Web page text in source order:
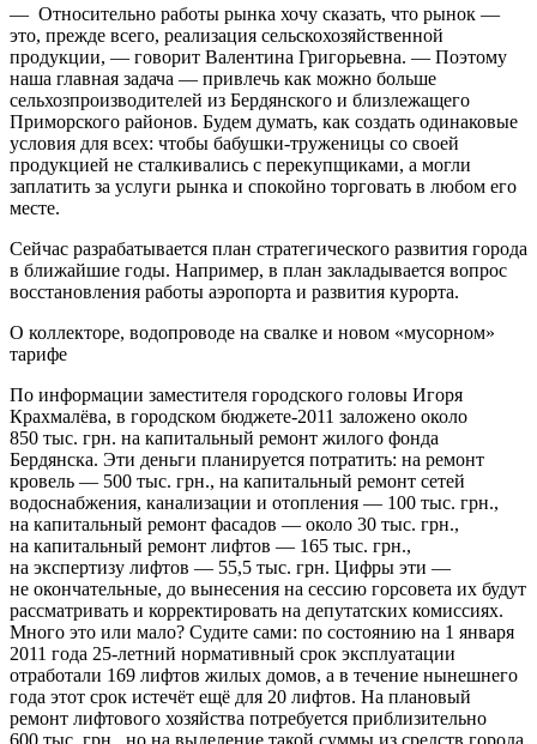
— Относительно работы рынка хочу сказать, что рынок —
это, прежде всего, реализация сельскохозяйственной
продукции, — говорит Валентина Григорьевна. — Поэтому
наша главная задача — привлечь как можно больше
сельхозпроизводителей из Бердянского и близлежащего
Приморского районов. Будем думать, как создать одинаковые
условия для всех: чтобы бабушки-труженицы со своей
продукцией не сталкивались с перекупщиками, а могли
заплатить за услуги рынка и спокойно торговать в любом его
месте.
Сейчас разрабатывается план стратегического развития города
в ближайшие годы. Например, в план закладывается вопрос
восстановления работы аэропорта и развития курорта.
О коллекторе, водопроводе на свалке и новом «мусорном»
тарифе
По информации заместителя городского головы Игоря
Крахмалёва, в городском бюджете-2011 заложено около
850 тыс. грн. на капитальный ремонт жилого фонда
Бердянска. Эти деньги планируется потратить: на ремонт
кровель — 500 тыс. грн., на капитальный ремонт сетей
водоснабжения, канализации и отопления — 100 тыс. грн.,
на капитальный ремонт фасадов — около 30 тыс. грн.,
на капитальный ремонт лифтов — 165 тыс. грн.,
на экспертизу лифтов — 55,5 тыс. грн. Цифры эти —
не окончательные, до вынесения на сессию горсовета их будут
рассматривать и корректировать на депутатских комиссиях.
Много это или мало? Судите сами: по состоянию на 1 января
2011 года 25‑летний нормативный срок эксплуатации
отработали 169 лифтов жилых домов, а в течение нынешнего
года этот срок истечёт ещё для 20 лифтов. На плановый
ремонт лифтового хозяйства потребуется приблизительно